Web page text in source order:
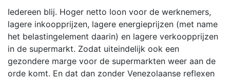
Iedereen blij. Hoger netto loon voor de werknemers,
lagere inkoopprijzen, lagere energieprijzen (met name
het belastingelement daarin) en lagere verkoopprijzen
in de supermarkt. Zodat uiteindelijk ook een
gezondere marge voor de supermarkten weer aan de
orde komt. En dat dan zonder Venezolaanse reflexen